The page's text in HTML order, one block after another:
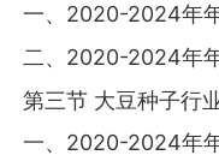
一、2020-2024年
二、2020-2024年
第三节 大豆种子行
一、2020-2024年